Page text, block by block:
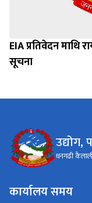
EIA प्रतिवेदन माथि
सूचना
उद्योग,
धनगढी
कार्यालय समय